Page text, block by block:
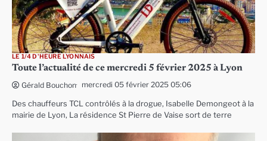
LE 1/4 D'HEURE LYONNAIS
Toute l’actualité de ce mercredi 5 février 2025 à Lyon
Gérald Bouchon mercredi 05 février 2025 05:06
Des chauffeurs TCL contrôlés à la drogue, Isabelle Demongeot à la
mairie de Lyon, La résidence St Pierre de Vaise sort de terre